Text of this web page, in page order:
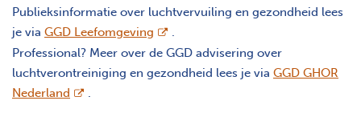
Publieksinformatie over luchtvervuiling en gezondheid lees
je via GGD Leefomgeving opent nieuw scherm
.
Professional? Meer over de GGD advisering over
luchtverontreiniging en gezondheid lees je via GGD GHOR
Nederland opent nieuw scherm
.